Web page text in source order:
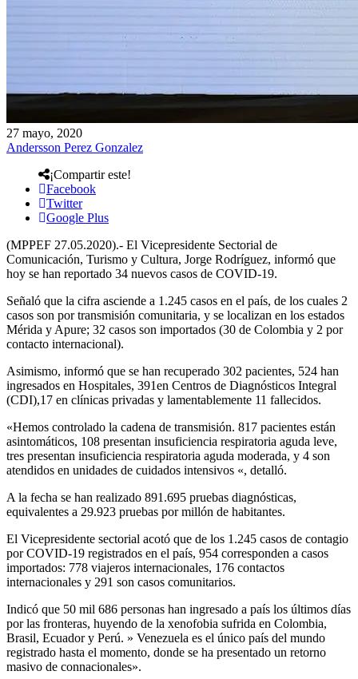
27 mayo, 2020
Andersson Perez Gonzalez
¡Compartir este!
Facebook
Twitter
Google Plus
(MPPEF 27.05.2020).- El Vicepresidente Sectorial de
Comunicación, Turismo y Cultura, Jorge Rodríguez, informó que
hoy se han reportado 34 nuevos casos de COVID-19.
Señaló que la cifra asciende a 1.245 casos en el país, de los cuales 2
casos son por transmisión comunitaria, y se localizan en los estados
Mérida y Apure; 32 casos son importados (30 de Colombia y 2 por
contacto internacional).
Asimismo, informó que se han recuperado 302 pacientes, 524 han
ingresados en Hospitales, 391en Centros de Diagnósticos Integral
(CDI),17 en clínicas privadas y lamentablemente 11 fallecidos.
«Hemos controlado la cadena de transmisión. 817 pacientes están
asintomáticos, 108 presentan insuficiencia respiratoria aguda leve,
tres presentan insuficiencia respiratoria aguda moderada, y 4 son
atendidos en unidades de cuidados intensivos «, detalló.
A la fecha se han realizado 891.695 pruebas diagnósticas,
equivalentes a 29.923 pruebas por millón de habitantes.
El Vicepresidente sectorial acotó que de los 1.245 casos de contagio
por COVID-19 registrados en el país, 954 corresponden a casos
importados: 778 viajeros internacionales, 176 contactos
internacionales y 291 son casos comunitarios.
Indicó que 50 mil 686 personas han ingresado a país los últimos días
por las fronteras, huyendo de la xenofobia sufrida en Colombia,
Brasil, Ecuador y Perú. » Venezuela es el único país del mundo
registrado hasta el momento, donde se ha presentado un retorno
masivo de connacionales».